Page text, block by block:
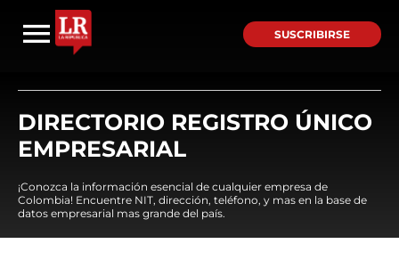
SUSCRIBIRSE
DIRECTORIO REGISTRO ÚNICO
EMPRESARIAL
¡Conozca la información esencial de cualquier empresa de
Colombia! Encuentre NIT, dirección, teléfono, y mas en la base de
datos empresarial mas grande del país.